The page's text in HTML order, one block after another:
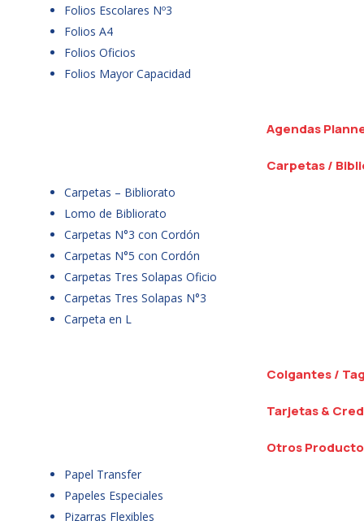
Folios Escolares Nº3
Folios A4
Folios Oficios
Folios Mayor Capacidad
Agendas
Carpetas /
Carpetas – Bibliorato
Lomo de Bibliorato
Carpetas N°3 con Cordón
Carpetas N°5 con Cordón
Carpetas Tres Solapas Oficio
Carpetas Tres Solapas N°3
Carpeta en L
Colgantes /
Tarjetas &
Otros
Papel Transfer
Papeles Especiales
Pizarras Flexibles